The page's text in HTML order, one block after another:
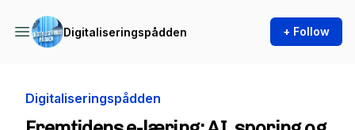
Digitaliseringspådden + Follow
Digitaliseringspådden